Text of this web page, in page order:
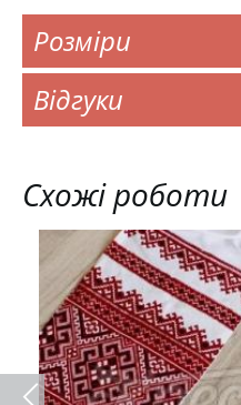
Розміри
Відгуки
Схожі роботи